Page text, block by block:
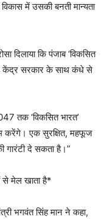
में उसकी बनती मान्यता
दिलाया कि पंजाब ‘विकसित
केंद्र सरकार के साथ कंधे से
तक ‘विकसित भारत’
करेंगे। एक सुरक्षित, महफूज
गारंटी दे सकता है।”
से मेल खाता है*
भगवंत सिंह मान ने कहा,